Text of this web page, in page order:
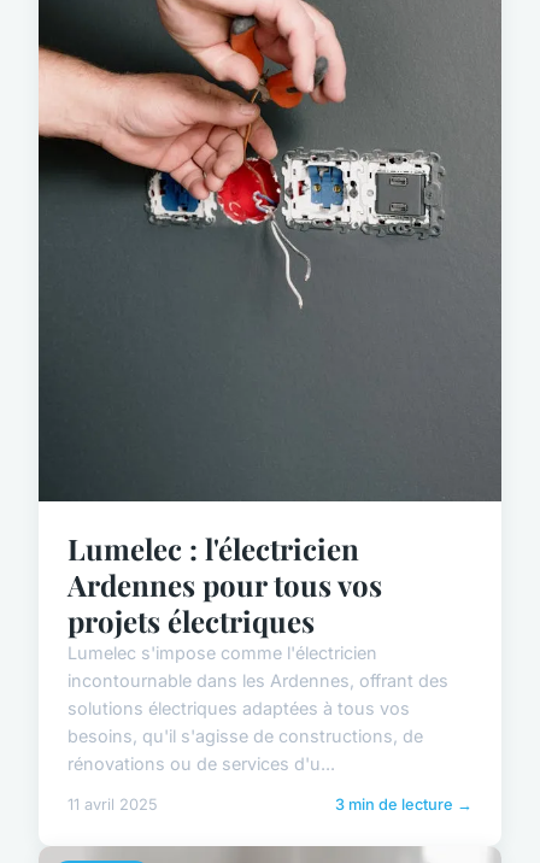
Lumelec : l'électricien
Ardennes pour tous vos
projets électriques
Lumelec s'impose comme l'électricien
incontournable dans les Ardennes, offrant des
solutions électriques adaptées à tous vos
besoins, qu'il s'agisse de constructions, de
rénovations ou de services d'u...
11 avril 2025 3 min de lecture →